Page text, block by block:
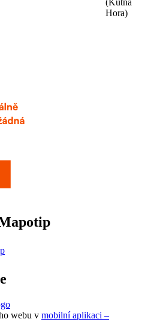
Hora)
webu v mobilní aplikaci –